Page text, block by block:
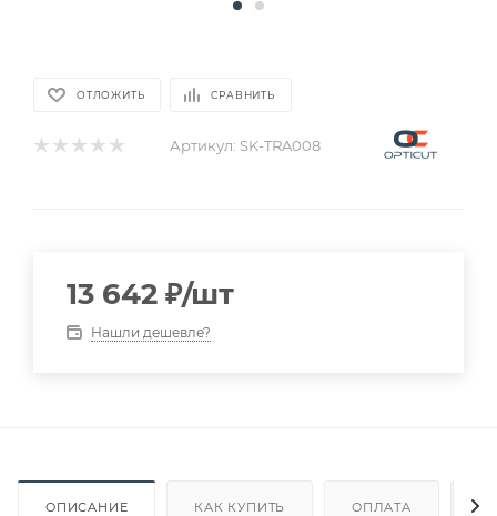
ОТЛОЖИТЬ СРАВНИТЬ
Артикул: SK-TRA008
13 642 ₽/шт
Нашли дешевле?
ОПИСАНИЕ КАК КУПИТЬ ОПЛАТА